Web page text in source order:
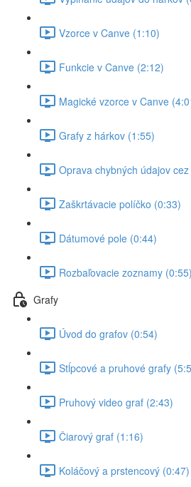
Vzorce v Canve (1:10)
Funkcie v Canve (2:12)
Magické vzorce v Canve
Grafy z hárkov (1:55)
Oprava chybných údajov
Zaškrtávacie políčko (0:33)
Dátumové pole (0:44)
Rozbaľovacie zoznamy (0:55)
Grafy
Úvod do grafov (0:54)
Stĺpcové a pruhové grafy
Pruhový video graf (2:43)
Čiarový graf (1:16)
Koláčový a prstencový (0:47)